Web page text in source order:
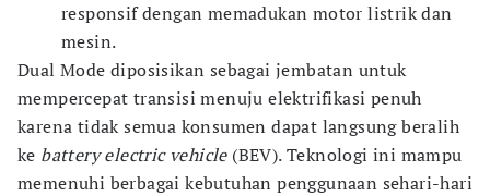
responsif dengan memadukan motor listrik dan
mesin.
Dual Mode diposisikan sebagai jembatan untuk
mempercepat transisi menuju elektrifikasi penuh
karena tidak semua konsumen dapat langsung beralih
ke battery electric vehicle (BEV). Teknologi ini mampu
memenuhi berbagai kebutuhan penggunaan sehari-hari